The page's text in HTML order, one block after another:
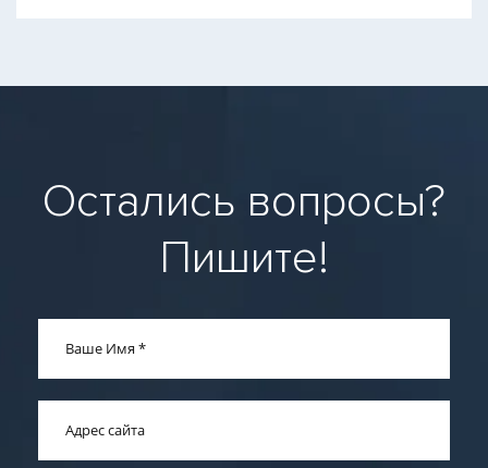
Остались вопросы?
Пишите!
Ваше Имя *
Адрес сайта